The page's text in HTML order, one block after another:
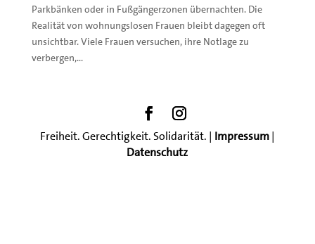
Parkbänken oder in Fußgängerzonen übernachten. Die
Realität von wohnungslosen Frauen bleibt dagegen oft
unsichtbar. Viele Frauen versuchen, ihre Notlage zu
verbergen,...
Freiheit. Gerechtigkeit. Solidarität. | Impressum|
Datenschutz